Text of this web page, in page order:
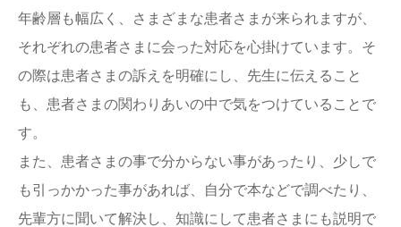
年齢層も幅広く、さまざまな患者さまが来られますが、
それぞれの患者さまに会った対応を心掛けています。そ
の際は患者さまの訴えを明確にし、先生に伝えること
も、患者さまの関わりあいの中で気をつけていることで
す。
また、患者さまの事で分からない事があったり、少しで
も引っかかった事があれば、自分で本などで調べたり、
先輩方に聞いて解決し、知識にして患者さまにも説明で